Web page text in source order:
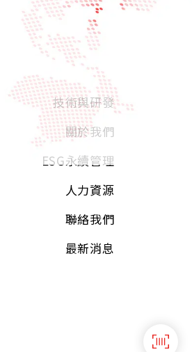
技術與研發
關於我們
ESG永續管理
人力資源
聯絡我們
最新消息